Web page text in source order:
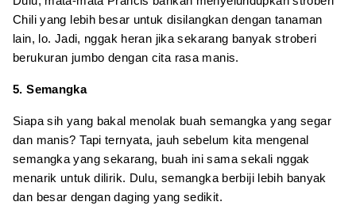
Chili yang lebih besar untuk disilangkan dengan tanaman
lain, lo. Jadi, nggak heran jika sekarang banyak stroberi
berukuran jumbo dengan cita rasa manis.
5. Semangka
Siapa sih yang bakal menolak buah semangka yang segar
dan manis? Tapi ternyata, jauh sebelum kita mengenal
semangka yang sekarang, buah ini sama sekali nggak
menarik untuk dilirik. Dulu, semangka berbiji lebih banyak
dan besar dengan daging yang sedikit.